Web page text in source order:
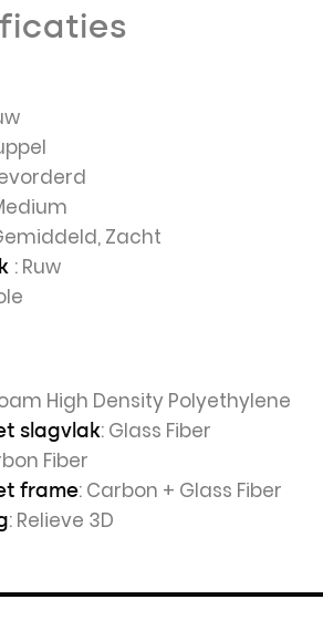
Zacht
: Ruw
High Density Polyethylene
slagvlak: Glass Fiber
Fiber
frame: Carbon + Glass Fiber
: Relieve 3D